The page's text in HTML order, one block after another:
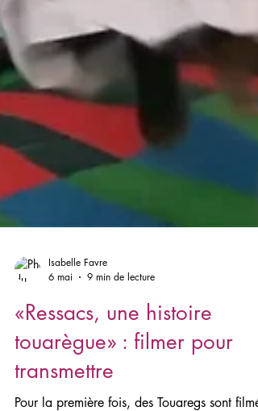
9 min de lecture
«Ressacs, une histoire
touarègue» : filmer pour
transmettre